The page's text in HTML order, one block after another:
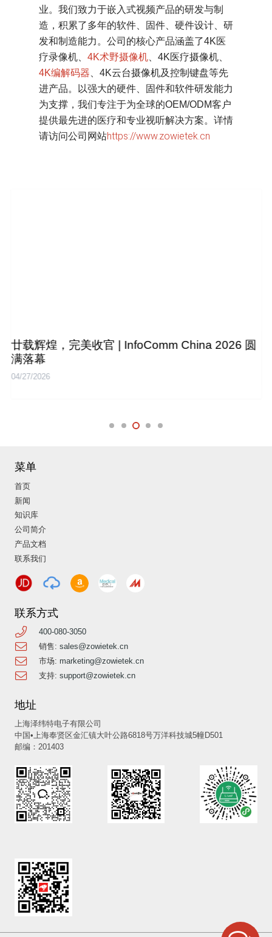
业。我们致力于嵌入式视频产品的研发与制
造，积累了多年的软件、固件、硬件设计、研
发和制造能力。公司的核心产品涵盖了4K医
疗录像机、 4K术野摄像机 、4K医疗摄像机、
4K编解码器 、4K云台摄像机及控制键盘等先
进产品。以强大的硬件、固件和软件研发能力
为支撑，我们专注于为全球的OEM/ODM客户
提供最先进的医疗和专业视听解决方案。详情
请访问公司网站https://www.zowietek.cn
廿载辉煌，完美收官 | InfoComm China 2026 圆
满落幕
04/27/2026
菜单
首页
新闻
知识库
公司简介
产品文档
联系我们
联系方式
400-080-3050
销售: sales@zowietek.cn
市场: marketing@zowietek.cn
支持: support@zowietek.cn
地址
上海泽纬特电子有限公司
中国•上海奉贤区金汇镇大叶公路6818号万洋科技城5幢D501
邮编：201403